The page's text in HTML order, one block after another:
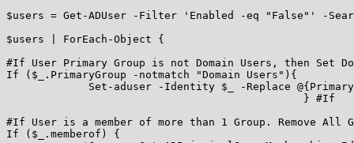
$users = Get-ADUser -Filter 'Enabled -eq "False"' -
$users | ForEach-Object {
#If User Primary Group is not Domain Users, then Set
If ($_.PrimaryGroup -notmatch "Domain Users"){
Set-aduser -Identity $_ -Replace
                                               } #If
#If User is a member of more than 1 Group. Remove All
If ($_.memberof) {